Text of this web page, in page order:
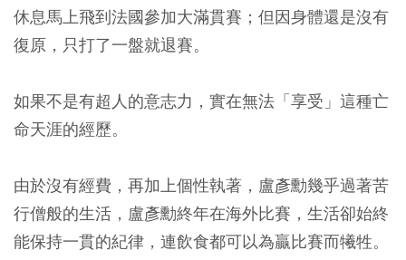
休息馬上飛到法國參加大滿貫賽；但因身體還是沒有
復原，只打了一盤就退賽。
如果不是有超人的意志力，實在無法「享受」這種亡
命天涯的經歷。
由於沒有經費，再加上個性執著，盧彥勳幾乎過著苦
行僧般的生活，盧彥勳終年在海外比賽，生活卻始終
能保持一貫的紀律，連飲食都可以為贏比賽而犧牲。